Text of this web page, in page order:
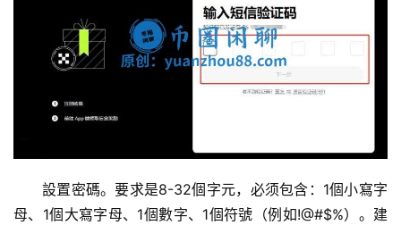
設置密碼。要求是8-32個字元，必须包含：1個小寫字
母、1個大寫字母、1個數字、1個符號（例如!@#$%）。建